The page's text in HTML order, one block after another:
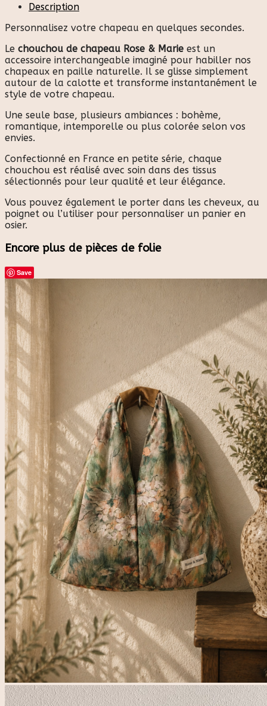
Description
Personnalisez votre chapeau en quelques secondes.
Le chouchou de chapeau Rose & Marie est un
accessoire interchangeable imaginé pour habiller nos
chapeaux en paille naturelle. Il se glisse simplement
autour de la calotte et transforme instantanément le
style de votre chapeau.
Une seule base, plusieurs ambiances : bohème,
romantique, intemporelle ou plus colorée selon vos
envies.
Confectionné en France en petite série, chaque
chouchou est réalisé avec soin dans des tissus
sélectionnés pour leur qualité et leur élégance.
Vous pouvez également le porter dans les cheveux, au
poignet ou l’utiliser pour personnaliser un panier en
osier.
Encore plus de pièces de folie
Save